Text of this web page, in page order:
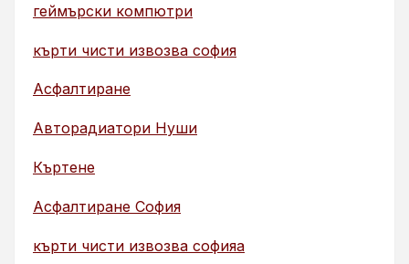
геймърски компютри
кърти чисти извозва софия
Асфалтиране
Авторадиатори Нуши
Къртене
Асфалтиране София
кърти чисти извозва софияа